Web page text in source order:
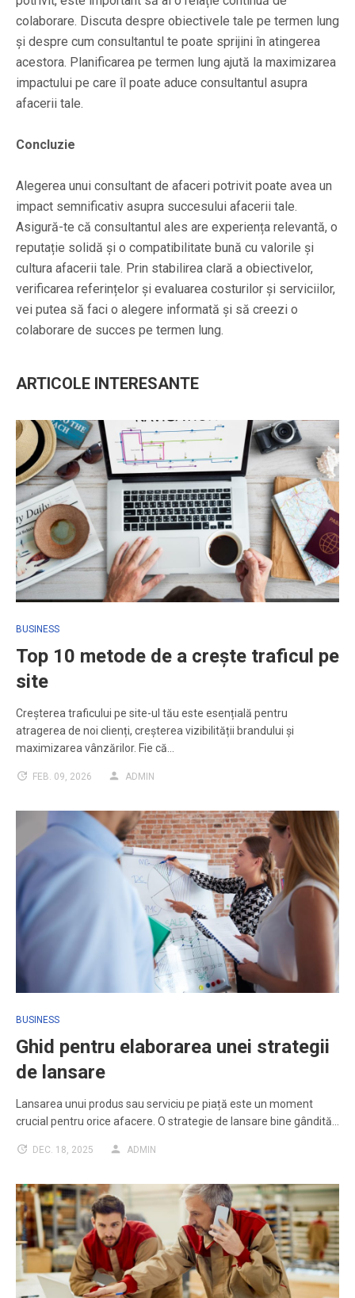
colaborare. Discuta despre obiectivele tale pe termen lung
și despre cum consultantul te poate sprijini în atingerea
acestora. Planificarea pe termen lung ajută la maximizarea
impactului pe care îl poate aduce consultantul asupra
afacerii tale.
Concluzie
Alegerea unui consultant de afaceri potrivit poate avea un
impact semnificativ asupra succesului afacerii tale.
Asigură-te că consultantul ales are experiența relevantă, o
reputație solidă și o compatibilitate bună cu valorile și
cultura afacerii tale. Prin stabilirea clară a obiectivelor,
verificarea referințelor și evaluarea costurilor și serviciilor,
vei putea să faci o alegere informată și să creezi o
colaborare de succes pe termen lung.
ARTICOLE INTERESANTE
BUSINESS
Top 10 metode de a crește traficul pe
site
Creșterea traficului pe site-ul tău este esențială pentru
atragerea de noi clienți, creșterea vizibilității brandului și
maximizarea vânzărilor. Fie că…
FEB. 09, 2026 ADMIN
BUSINESS
Ghid pentru elaborarea unei strategii
de lansare
Lansarea unui produs sau serviciu pe piață este un moment
crucial pentru orice afacere. O strategie de lansare bine gândită…
DEC. 18, 2025 ADMIN